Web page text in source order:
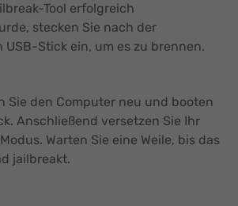
Tool erfolgreich
stecken Sie nach der
Stick ein, um es zu brennen.
Sie den Computer neu und booten
Anschließend versetzen Sie Ihr
Warten Sie eine Weile, bis das
jailbreakt.